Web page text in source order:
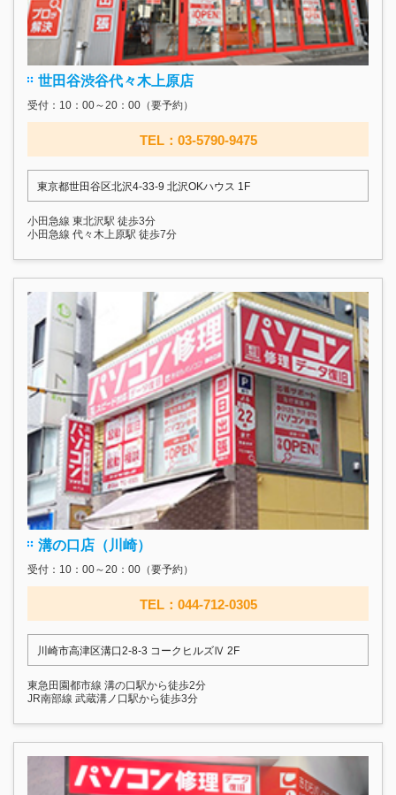
世田谷渋谷代々木上原店
受付：10：00～20：00（要予約）
TEL：03-5790-9475
東京都世田谷区北沢4-33-9 北沢OKハウス 1F
小田急線 東北沢駅 徒歩3分
小田急線 代々木上原駅 徒歩7分
溝の口店（川崎）
受付：10：00～20：00（要予約）
TEL：044-712-0305
川崎市高津区溝口2-8-3 コークヒルズⅣ 2F
東急田園都市線 溝の口駅から徒歩2分
JR南部線 武蔵溝ノ口駅から徒歩3分